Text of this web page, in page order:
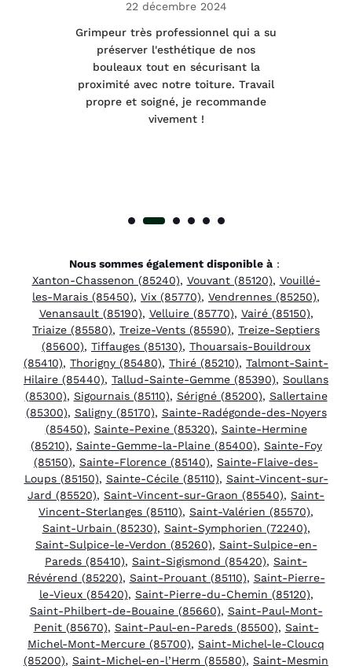
22 décembre 2024
Grimpeur très professionnel qui a su
préserver l'esthétique de nos
bouleaux tout en sécurisant la
proximité avec notre toiture. Travail
propre et soigné, je recommande
vivement !
Nous sommes également disponible à:
Xanton-Chassenon (85240), Vouvant (85120), Vouillé-
les-Marais (85450), Vix (85770), Vendrennes (85250),
Venansault (85190), Velluire (85770), Vairé (85150),
Triaize (85580), Treize-Vents (85590), Treize-Septiers
(85600), Tiffauges (85130), Thouarsais-Bouildroux
(85410), Thorigny (85480), Thiré (85210), Talmont-Saint-
Hilaire (85440), Tallud-Sainte-Gemme (85390), Soullans
(85300), Sigournais (85110), Sérigné (85200), Sallertaine
(85300), Saligny (85170), Sainte-Radégonde-des-Noyers
(85450), Sainte-Pexine (85320), Sainte-Hermine
(85210), Sainte-Gemme-la-Plaine (85400), Sainte-Foy
(85150), Sainte-Florence (85140), Sainte-Flaive-des-
Loups (85150), Sainte-Cécile (85110), Saint-Vincent-sur-
Jard (85520), Saint-Vincent-sur-Graon (85540), Saint-
Vincent-Sterlanges (85110), Saint-Valérien (85570),
Saint-Urbain (85230), Saint-Symphorien (72240),
Saint-Sulpice-le-Verdon (85260), Saint-Sulpice-en-
Pareds (85410), Saint-Sigismond (85420), Saint-
Révérend (85220), Saint-Prouant (85110), Saint-Pierre-
le-Vieux (85420), Saint-Pierre-du-Chemin (85120),
Saint-Philbert-de-Bouaine (85660), Saint-Paul-Mont-
Penit (85670), Saint-Paul-en-Pareds (85500), Saint-
Michel-Mont-Mercure (85700), Saint-Michel-le-Cloucq
(85200), Saint-Michel-en-l’Herm (85580), Saint-Mesmin